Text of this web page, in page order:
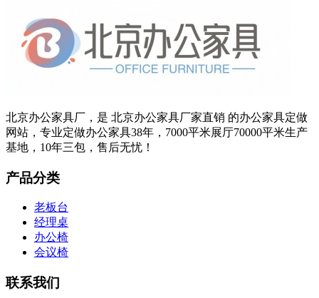
北京办公家具厂，是 北京办公家具厂家直销 的办公家具定做
网站，专业定做办公家具38年，7000平米展厅70000平米生产
基地，10年三包，售后无忧！
产品分类
老板台
经理桌
办公椅
会议椅
联系我们